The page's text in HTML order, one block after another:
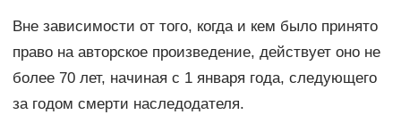
Вне зависимости от того, когда и кем было принято
право на авторское произведение, действует оно не
более 70 лет, начиная с 1 января года, следующего
за годом смерти наследодателя.